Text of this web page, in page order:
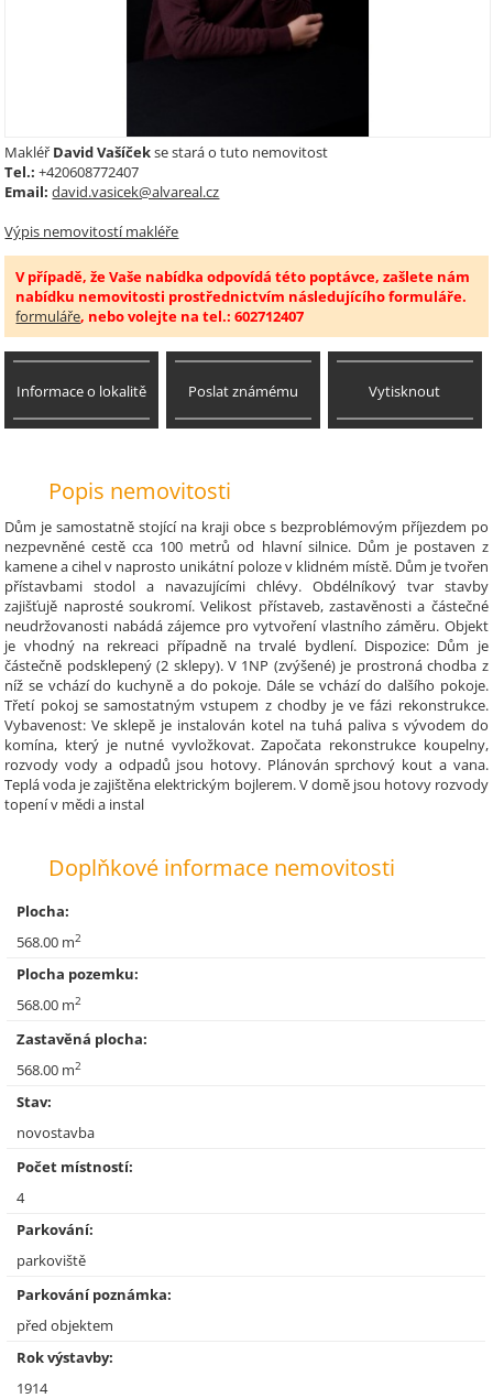
Makléř David Vašíčekse stará o tuto nemovitost
Tel.: +420608772407
Email: david.vasicek@alvareal.cz
Výpis nemovitostí makléře
V případě, že Vaše nabídka odpovídá této poptávce, zašlete nám
nabídku nemovitosti prostřednictvím následujícího formuláře.
formuláře, nebo volejte na tel.: 602712407
Informace o lokalitě Poslat známému Vytisknout
Popis nemovitosti
Dům je samostatně stojící na kraji obce s bezproblémovým příjezdem po
nezpevněné cestě cca 100 metrů od hlavní silnice. Dům je postaven z
kamene a cihel v naprosto unikátní poloze v klidném místě. Dům je tvořen
přístavbami stodol a navazujícími chlévy. Obdélníkový tvar stavby
zajišťujě naprosté soukromí. Velikost přístaveb, zastavěnosti a částečné
neudržovanosti nabádá zájemce pro vytvoření vlastního záměru. Objekt
je vhodný na rekreaci případně na trvalé bydlení. Dispozice: Dům je
částečně podsklepený (2 sklepy). V 1NP (zvýšené) je prostroná chodba z
níž se vchází do kuchyně a do pokoje. Dále se vchází do dalšího pokoje.
Třetí pokoj se samostatným vstupem z chodby je ve fázi rekonstrukce.
Vybavenost: Ve sklepě je instalován kotel na tuhá paliva s vývodem do
komína, který je nutné vyvložkovat. Započata rekonstrukce koupelny,
rozvody vody a odpadů jsou hotovy. Plánován sprchový kout a vana.
Teplá voda je zajištěna elektrickým bojlerem. V domě jsou hotovy rozvody
topení v mědi a instal
Doplňkové informace nemovitosti
Plocha:
568.00 m2
Plocha pozemku:
568.00 m2
Zastavěná plocha:
568.00 m2
Stav:
novostavba
Počet místností:
4
Parkování:
parkoviště
Parkování poznámka:
před objektem
Rok výstavby:
1914